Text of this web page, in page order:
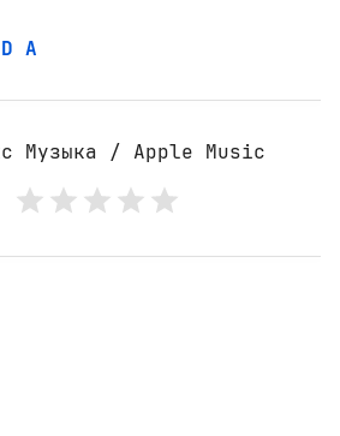
D A
Музыка / Apple Music